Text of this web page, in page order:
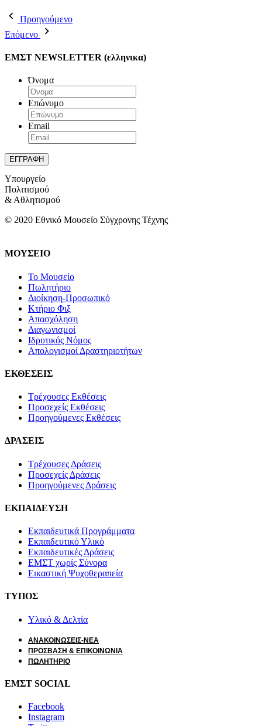
Προηγούμενο
Επόμενο
ΕΜΣΤ NEWSLETTER (ελληνικα)
Όνομα
Επώνυμο
Email
Υπουργείο
Πολιτισμού
& Αθλητισμού
© 2020 Εθνικό Μουσείο Σύγχρονης Τέχνης
ΜΟΥΣΕΙΟ
Το Μουσείο
Πωλητήριο
Διοίκηση-Προσωπικό
Κτήριο Φιξ
Απασχόληση
Διαγωνισμοί
Ιδρυτικός Νόμος
Απολογισμοί Δραστηριοτήτων
ΕΚΘΕΣΕΙΣ
Τρέχουσες Εκθέσεις
Προσεχείς Εκθέσεις
Προηγούμενες Εκθέσεις
ΔΡΑΣΕΙΣ
Τρέχουσες Δράσεις
Προσεχείς Δράσεις
Προηγούμενες Δράσεις
ΕΚΠΑΙΔΕΥΣΗ
Εκπαιδευτικά Προγράμματα
Εκπαιδευτικό Υλικό
Εκπαιδευτικές Δράσεις
ΕΜΣΤ χωρίς Σύνορα
Εικαστική Ψυχοθεραπεία
ΤΥΠΟΣ
Υλικό & Δελτία
ΑΝΑΚΟΙΝΩΣΕΙΣ-ΝΕΑ
ΠΡΟΣΒΑΣΗ & ΕΠΙΚΟΙΝΩΝΙΑ
ΠΩΛΗΤΗΡΙΟ
ΕΜΣΤ SOCIAL
Facebook
Instagram